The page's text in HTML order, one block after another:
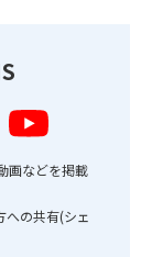
画などを掲載
の共有(シェ